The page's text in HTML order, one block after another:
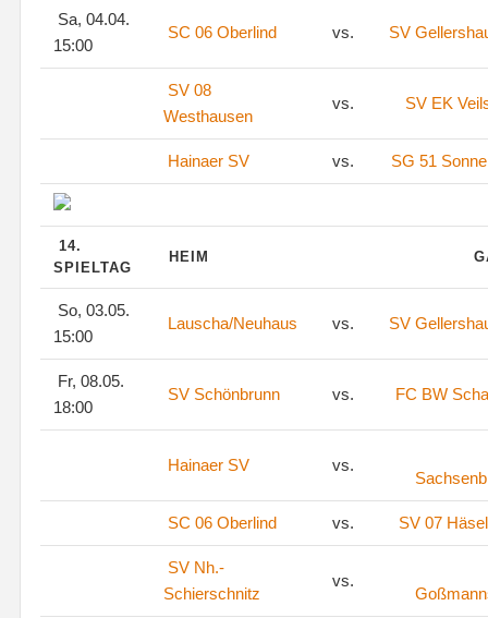
Sa, 04.04.
15:00
SC 06 Oberlind vs. SV
SV 08
Westhausen
vs. SV EK
Hainaer SV vs. SG 51
14.
SPIELTAG
HEIM
So, 03.05.
15:00
Lauscha/Neuhaus vs. SV
Fr, 08.05.
18:00
SV Schönbrunn vs. FC BW
Hainaer SV vs.
SC 06 Oberlind vs. SV 07
SV Nh.-
Schierschnitz
vs.